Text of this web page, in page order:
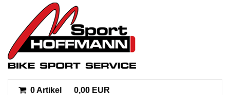
0 Artikel 0,00 EUR